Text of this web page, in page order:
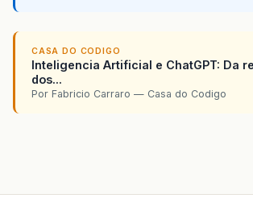
CASA DO CODIGO
Inteligencia Artificial e ChatGPT: Da
dos...
Por Fabricio Carraro — Casa do Codigo